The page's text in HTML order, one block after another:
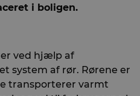
i boligen.
ved hjælp af
system af rør. Rørene er
transporterer varmt